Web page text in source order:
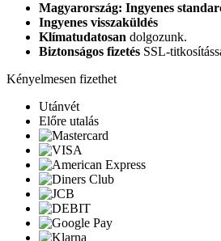
Magyarország: Ingyenes
Ingyenes visszaküldés
Klímatudatosan dolgozunk.
Biztonságos fizetés SSL-
Kényelmesen fizethet
Utánvét
Előre utalás